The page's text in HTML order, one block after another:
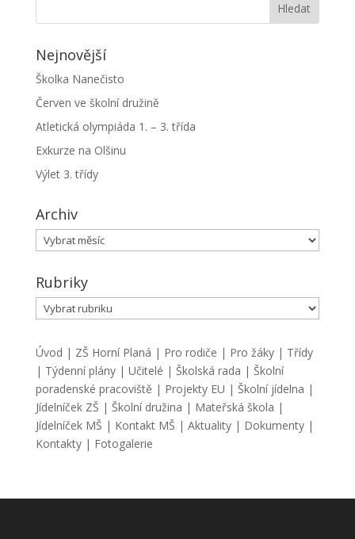
Nejnovější
Školka Nanečisto
Červen ve školní družině
Atletická olympiáda 1. – 3. třída
Exkurze na Olšinu
Výlet 3. třídy
Archiv
Archiv
Rubriky
Rubriky
Úvod | ZŠ Horní Planá | Pro rodiče | Pro žáky| Třídy
| Týdenní plány| Učitelé | Školská rada | Školní
poradenské pracoviště | Projekty EU | Školní jídelna |
Jídelníček ZŠ | Školní družina | Mateřská škola |
Jídelníček MŠ | Kontakt MŠ | Aktuality| Dokumenty|
Kontakty| Fotogalerie